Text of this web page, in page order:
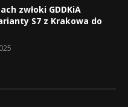
zwłoki GDDKiA
S7 z Krakowa do